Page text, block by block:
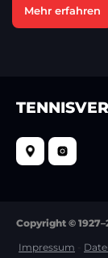
Mehr erfahren
Copyright ©
Impressum